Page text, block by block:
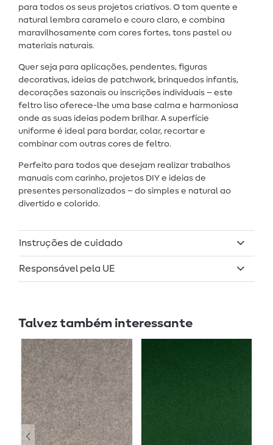
para todos os seus projetos criativos. O tom quente e
natural lembra caramelo e couro claro, e combina
maravilhosamente com cores fortes, tons pastel ou
materiais naturais.
Quer seja para aplicações, pendentes, figuras
decorativas, ideias de patchwork, brinquedos infantis,
decorações sazonais ou inscrições individuais – este
feltro liso oferece-lhe uma base calma e harmoniosa
onde as suas ideias podem brilhar. A superfície
uniforme é ideal para bordar, colar, recortar e
combinar com outras cores de feltro.
Perfeito para todos que desejam realizar trabalhos
manuais com carinho, projetos DIY e ideias de
presentes personalizados – do simples e natural ao
divertido e colorido.
Instruções de cuidado
Responsável pela UE
Talvez também interessante